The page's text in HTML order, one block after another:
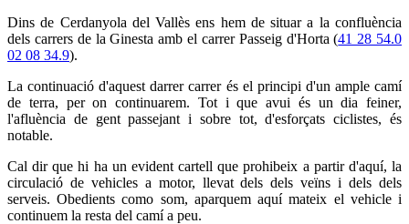
Dins de Cerdanyola del Vallès ens hem de situar a la confluència
dels carrers de la Ginesta amb el carrer Passeig d'Horta (41 28 54.0
02 08 34.9).
La continuació d'aquest darrer carrer és el principi d'un ample camí
de terra, per on continuarem. Tot i que avui és un dia feiner,
l'afluència de gent passejant i sobre tot, d'esforçats ciclistes, és
notable.
Cal dir que hi ha un evident cartell que prohibeix a partir d'aquí, la
circulació de vehicles a motor, llevat dels dels veïns i dels dels
serveis. Obedients como som, aparquem aquí mateix el vehicle i
continuem la resta del camí a peu.